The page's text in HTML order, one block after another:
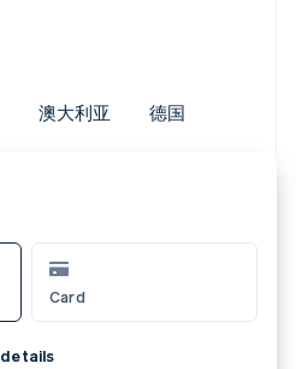
澳大利亚 德国
澳大利亚 德国